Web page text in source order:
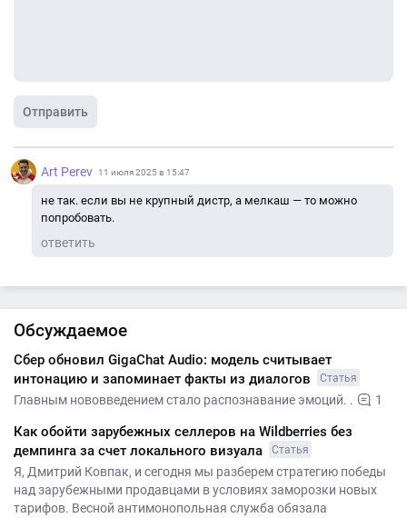
Отправить
Art Perev 11 июля 2025 в 15:47
не так. если вы не крупный дистр, а мелкаш — то можно
попробовать.
ответить
Обсуждаемое
Сбер обновил GigaChat Audio: модель считывает
интонацию и запоминает факты из диалогов
Статья
Главным нововведением стало распознавание эмоций. . 1
Как обойти зарубежных селлеров на Wildberries без
демпинга за счет локального визуала
Статья
Я, Дмитрий Ковпак, и сегодня мы разберем стратегию победы
над зарубежными продавцами в условиях заморозки новых
тарифов. Весной антимонопольная служба обязала